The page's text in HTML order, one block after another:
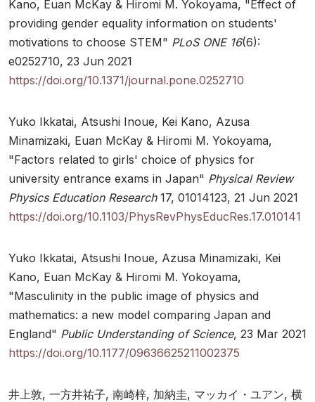
Kano, Euan McKay & Hiromi M. Yokoyama, "Effect of
providing gender equality information on students'
motivations to choose STEM" PLoS ONE 16(6):
e0252710, 23 Jun 2021
https://doi.org/10.1371/journal.pone.0252710
Yuko Ikkatai, Atsushi Inoue, Kei Kano, Azusa
Minamizaki, Euan McKay & Hiromi M. Yokoyama,
"Factors related to girls' choice of physics for
university entrance exams in Japan" Physical Review
Physics Education Research17, 01014123, 21 Jun 2021
https://doi.org/10.1103/PhysRevPhysEducRes.17.010141
Yuko Ikkatai, Atsushi Inoue, Azusa Minamizaki, Kei
Kano, Euan McKay & Hiromi M. Yokoyama,
"Masculinity in the public image of physics and
mathematics: a new model comparing Japan and
England" Public Understanding of Science, 23 Mar 2021
https://doi.org/10.1177/09636625211002375
井上敦, 一方井祐子, 南崎梓, 加納圭, マッカイ・ユアン, 横